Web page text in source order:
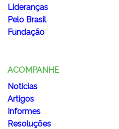
Lideranças
Pelo Brasil
Fundação
ACOMPANHE
Notícias
Artigos
Informes
Resoluções